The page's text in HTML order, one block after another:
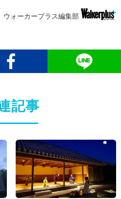
ウォーカープラス編集部
記事